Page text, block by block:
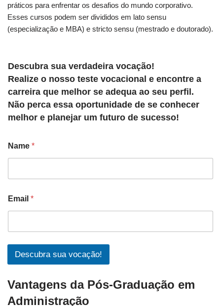
práticos para enfrentar os desafios do mundo corporativo.
Esses cursos podem ser divididos em lato sensu
(especialização e MBA) e stricto sensu (mestrado e doutorado).
Descubra sua verdadeira vocação!
Realize o nosso teste vocacional e encontre a
carreira que melhor se adequa ao seu perfil.
Não perca essa oportunidade de se conhecer
melhor e planejar um futuro de sucesso!
Name *
Email *
Descubra sua vocação!
Vantagens da Pós-Graduação em
Administração